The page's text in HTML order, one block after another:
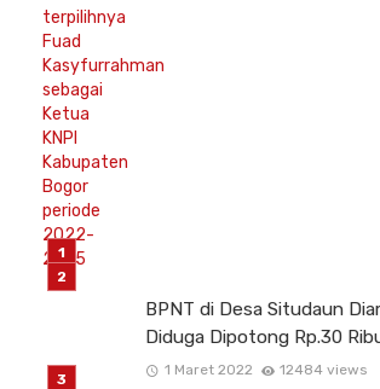
BPNT di Desa Situdaun
Diduga Dipotong Rp.30
1 Maret 2022 12484 views